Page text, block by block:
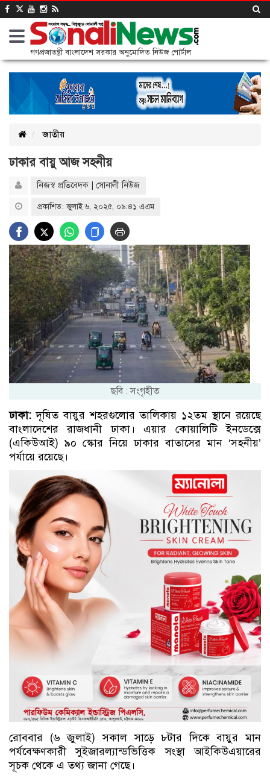
গণপ্রজাতন্ত্রী বাংলাদেশ সরকার অনুমোদিত নিউজ পোর্টাল
জাতীয়
ঢাকার বায়ু আজ সহনীয়
নিজস্ব প্রতিবেদক | সোনালী নিউজ
প্রকাশিত: জুলাই ৬, ২০২৫, ০৯:৪১ এএম
ছবি : সংগৃহীত
ঢাকা:দূষিত বায়ুর শহরগুলোর তালিকায় ১২তম স্থানে রয়েছে
বাংলাদেশের রাজধানী ঢাকা। এয়ার কোয়ালিটি ইনডেক্সে
(একিউআই) ৯০ স্কোর নিয়ে ঢাকার বাতাসের মান ‘সহনীয়’
পর্যায়ে রয়েছে।
রোববার (৬ জুলাই) সকাল সাড়ে ৮টার দিকে বায়ুর মান
পর্যবেক্ষণকারী সুইজারল্যান্ডভিত্তিক সংস্থা আইকিউএয়ারের
সূচক থেকে এ তথ্য জানা গেছে।